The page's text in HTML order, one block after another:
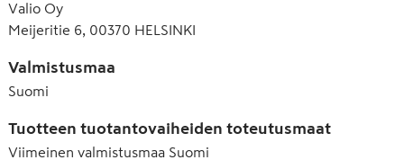
Valio Oy
Meijeritie 6, 00370 HELSINKI
Valmistusmaa
Suomi
Tuotteen tuotantovaiheiden toteutusmaat
Viimeinen valmistusmaa Suomi